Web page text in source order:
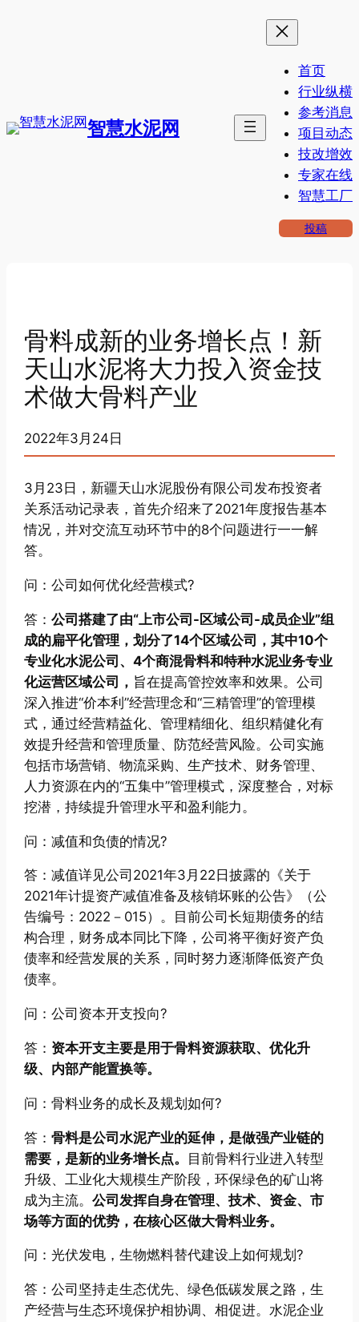
智慧水泥网
首页
行业纵横
参考消息
项目动态
技改增效
专家在线
智慧工厂
投稿
骨料成新的业务增长点！新
天山水泥将大力投入资金技
术做大骨料产业
2022年3月24日
3月23日，新疆天山水泥股份有限公司发布投资者
关系活动记录表，首先介绍来了2021年度报告基本
情况，并对交流互动环节中的8个问题进行一一解
答。
问：公司如何优化经营模式?
答：公司搭建了由“上市公司-区域公司-成员企业”组
成的扁平化管理，划分了14个区域公司，其中10个
专业化水泥公司、4个商混骨料和特种水泥业务专业
化运营区域公司， 旨在提高管控效率和效果。公司
深入推进“价本利”经营理念和“三精管理”的管理模
式，通过经营精益化、管理精细化、组织精健化有
效提升经营和管理质量、防范经营风险。公司实施
包括市场营销、物流采购、生产技术、财务管理、
人力资源在内的“五集中”管理模式，深度整合，对标
挖潜，持续提升管理水平和盈利能力。
问：减值和负债的情况?
答：减值详见公司2021年3月22日披露的《关于
2021年计提资产减值准备及核销坏账的公告》（公
告编号：2022－015）。目前公司长短期债务的结
构合理，财务成本同比下降，公司将平衡好资产负
债率和经营发展的关系，同时努力逐渐降低资产负
债率。
问：公司资本开支投向?
答： 资本开支主要是用于骨料资源获取、优化升
级、内部产能置换等。
问：骨料业务的成长及规划如何?
答：骨料是公司水泥产业的延伸，是做强产业链的
需要，是新的业务增长点。 目前骨料行业进入转型
升级、工业化大规模生产阶段，环保绿色的矿山将
成为主流。公司发挥自身在管理、技术、资金、市
场等方面的优势，在核心区做大骨料业务。
问：光伏发电，生物燃料替代建设上如何规划?
答：公司坚持走生态优先、绿色低碳发展之路，生
产经营与生态环境保护相协调、相促进。水泥企业